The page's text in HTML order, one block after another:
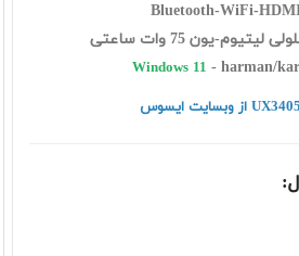
Bluetooth-WiFi-
باتری 4 سلولی لیتیوم-یون 75 وات ساعتی
Windows 11 - harman/